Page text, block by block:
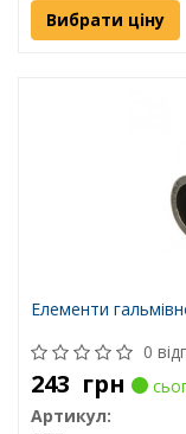
Вибрати ціну
Елементи
0
243 грн
Артикул: